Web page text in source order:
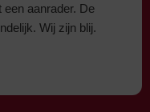
een aanrader. De
Wij zijn blij.